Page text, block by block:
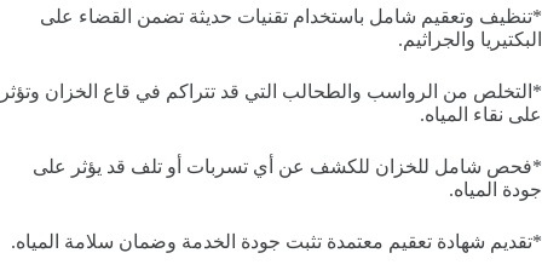
*تنظيف وتعقيم شامل باستخدام تقنيات حديثة تضمن القضاء على
البكتيريا والجراثيم.
*التخلص من الرواسب والطحالب التي قد تتراكم في قاع الخزان وتؤثر
على نقاء المياه.
*فحص شامل للخزان للكشف عن أي تسربات أو تلف قد يؤثر على
جودة المياه.
*تقديم شهادة تعقيم معتمدة تثبت جودة الخدمة وضمان سلامة المياه.